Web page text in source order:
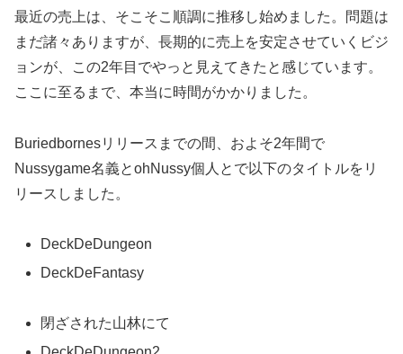
最近の売上は、そこそこ順調に推移し始めました。問題は
まだ諸々ありますが、長期的に売上を安定させていくビジ
ョンが、この2年目でやっと見えてきたと感じています。
ここに至るまで、本当に時間がかかりました。
Buriedbornesリリースまでの間、およそ2年間で
Nussygame名義とohNussy個人とで以下のタイトルをリ
リースしました。
DeckDeDungeon
DeckDeFantasy
閉ざされた山林にて